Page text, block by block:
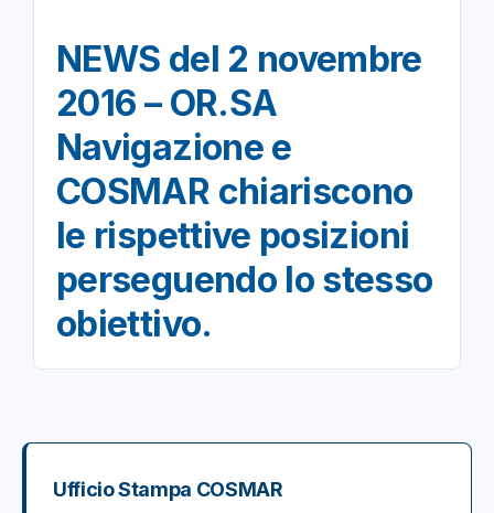
NEWS del 2 novembre
2016 – OR.SA
Navigazione e
COSMAR chiariscono
le rispettive posizioni
perseguendo lo stesso
obiettivo.
Ufficio Stampa COSMAR